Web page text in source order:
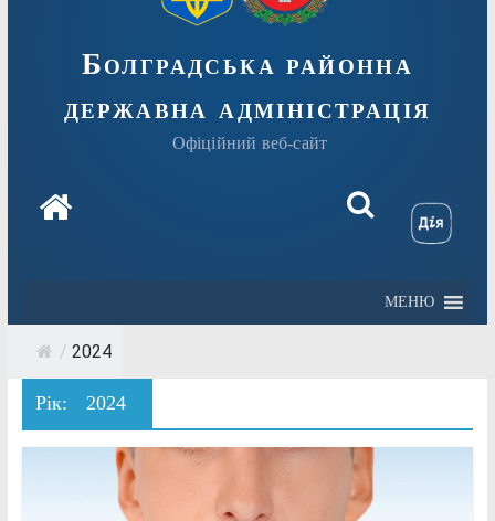
Болградська районна
державна адміністрація
Офіційний веб-сайт
МЕНЮ
/ 2024
Рік: 2024